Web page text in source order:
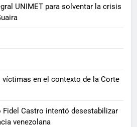
UNIMET para solventar la crisis
víctimas en el contexto de la Corte
Fidel Castro intentó desestabilizar
venezolana